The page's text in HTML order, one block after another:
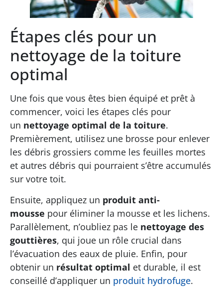
Étapes clés pour un
nettoyage de la toiture
optimal
Une fois que vous êtes bien équipé et prêt à
commencer, voici les étapes clés pour
un nettoyage optimal de la toiture.
Premièrement, utilisez une brosse pour enlever
les débris grossiers comme les feuilles mortes
et autres débris qui pourraient s’être accumulés
sur votre toit.
Ensuite, appliquez un produit anti-
mousse pour éliminer la mousse et les lichens.
Parallèlement, n’oubliez pas le nettoyage des
gouttières, qui joue un rôle crucial dans
l’évacuation des eaux de pluie. Enfin, pour
obtenir un résultat optimal et durable, il est
conseillé d’appliquer un produit hydrofuge.